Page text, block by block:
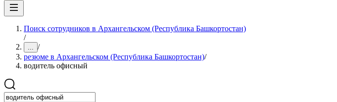
Поиск сотрудников в Архангельском (Республика Башкортостан)
/
... /
резюме в Архангельском (Республика Башкортостан)/
водитель офисный